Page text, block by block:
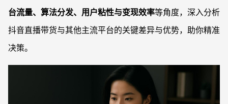
台流量、算法分发、用户粘性与变现效率等角度，深入分析
抖音直播带货与其他主流平台的关键差异与优势，助你精准
决策。